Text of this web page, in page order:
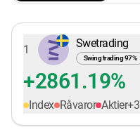
1 Swetrading
Swing trading97%
+2861.19%
Index Råvaror Aktier+3